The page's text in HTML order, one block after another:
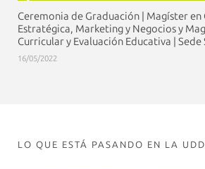
Ceremonia de Graduación | Magíster
Estratégica, Marketing y Negocios y
Curricular y Evaluación Educativa | Sede
16/05/2022
LO QUE ESTÁ PASANDO EN LA UDD